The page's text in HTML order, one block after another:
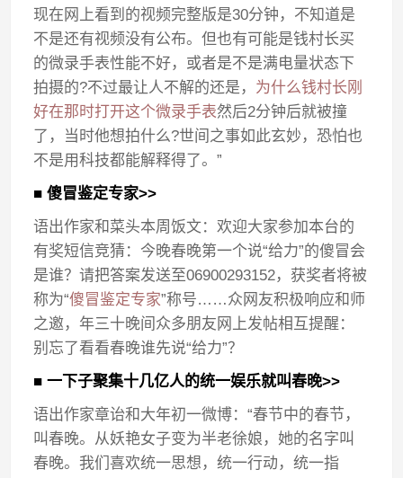
现在网上看到的视频完整版是30分钟，不知道是
不是还有视频没有公布。但也有可能是钱村长买
的微录手表性能不好，或者是不是满电量状态下
拍摄的?不过最让人不解的还是， 为什么钱村长刚
好在那时打开这个微录手表然后2分钟后就被撞
了，当时他想拍什么?世间之事如此玄妙，恐怕也
不是用科技都能解释得了。”
■ 傻冒鉴定专家>>
语出作家和菜头本周饭文：欢迎大家参加本台的
有奖短信竞猜：今晚春晚第一个说“给力”的傻冒会
是谁？请把答案发送至06900293152，获奖者将被
称为“傻冒鉴定专家”称号……众网友积极响应和师
之邀，年三十晚间众多朋友网上发帖相互提醒：
别忘了看看春晚谁先说“给力”？
■ 一下子聚集十几亿人的统一娱乐就叫春晚>>
语出作家章诒和大年初一微博：“春节中的春节，
叫春晚。从妖艳女子变为半老徐娘，她的名字叫
春晚。我们喜欢统一思想，统一行动，统一指